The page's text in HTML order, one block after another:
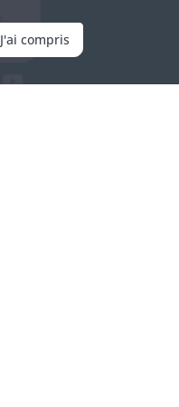
J'ai compris